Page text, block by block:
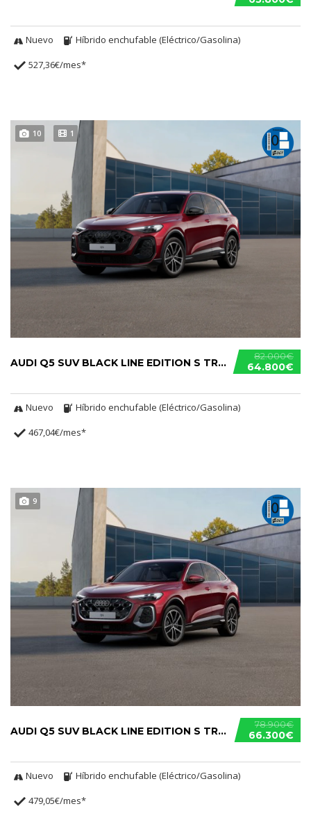
Nuevo
Híbrido enchufable (Eléctrico/Gasolina)
527,36€/mes*
10 1
82.000€
64.800€
AUDI Q5 SUV BLACK LINE EDITION S TRONIC E-HYBRID
Nuevo
Híbrido enchufable (Eléctrico/Gasolina)
467,04€/mes*
9
78.900€
66.300€
AUDI Q5 SUV BLACK LINE EDITION S TRONIC E-HYBRID
Nuevo
Híbrido enchufable (Eléctrico/Gasolina)
479,05€/mes*